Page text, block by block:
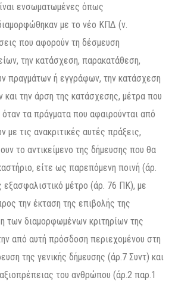
ενσωματωμένες όπως
με το νέο ΚΠΔ (ν.
που αφορούν τη δέσμευση
την κατάσχεση, παρακατάθεση,
πραγμάτων ή εγγράφων, την κατάσχεση
την άρση της κατάσχεσης, μέτρα που
όταν τα πράγματα που αφαιρούνται από
τις ανακριτικές αυτές πράξεις,
το αντικείμενο της δήμευσης που θα
είτε ως παρεπόμενη ποινή (άρ.
μέτρο (άρ. 76 ΠΚ), με
την έκταση της επιβολής της
των διαμορφωμένων κριτηρίων της
από αυτή πρόσδοση περιεχομένου στη
της γενικής δήμευσης (άρ.7 Συντ) και
του ανθρώπου (άρ.2 παρ.1